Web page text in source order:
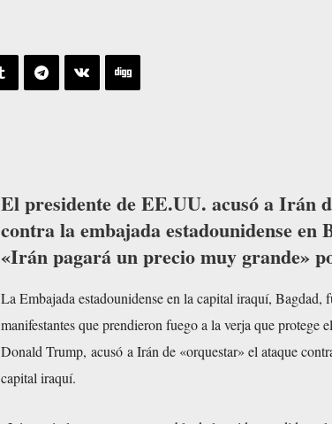
El presidente de EE.UU. acusó a Irán
contra la embajada estadounidense en
«Irán pagará un precio muy grande»
La Embajada estadounidense en la capital iraquí, Bagdad,
manifestantes que prendieron fuego a la verja que
Donald Trump, acusó a Irán de «orquestar» el ataque
capital iraquí.